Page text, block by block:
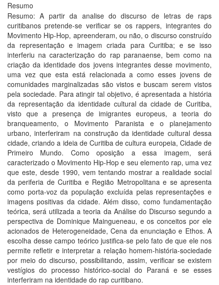
Resumo
Resumo: A partir da analise do discurso de letras de raps
curitibanos pretende-se verificar se os rappers, integrantes do
Movimento Hip-Hop, apreenderam, ou não, o discurso construído
da representação e imagem criada para Curitiba; e se isso
interferiu na caracterização do rap paranaense, bem como na
criação da identidade dos jovens integrantes desse movimento,
uma vez que esta está relacionada a como esses jovens de
comunidades marginalizadas são vistos e buscam serem vistos
pela sociedade. Para atingir tal objetivo, é apresentada a história
da representação da identidade cultural da cidade de Curitiba,
visto que a presença de imigrantes europeus, a teoria do
branqueamento, o Movimento Paranista e o planejamento
urbano, interferiram na construção da identidade cultural dessa
cidade, criando a ideia de Curitiba de cultura europeia, Cidade de
Primeiro Mundo. Como oposição a essa imagem, será
caracterizado o Movimento Hip-Hop e seu elemento rap, uma vez
que este, desde 1990, vem tentando mostrar a realidade social
da periferia de Curitiba e Região Metropolitana e se apresenta
como porta-voz da população excluída pelas representações e
imagens positivas da cidade. Além disso, como fundamentação
teórica, será utilizada a teoria da Análise do Discurso segundo a
perspectiva de Dominique Maingueneau, e os conceitos por ele
acionados de Heterogeneidade, Cena da enunciação e Ethos. A
escolha desse campo teórico justifica-se pelo fato de que ele nos
permite refletir e interpretar a relação homem-história-sociedade
por meio do discurso, possibilitando, assim, verificar se existem
vestígios do processo histórico-social do Paraná e se esses
interferiram na identidade do rap curitibano.